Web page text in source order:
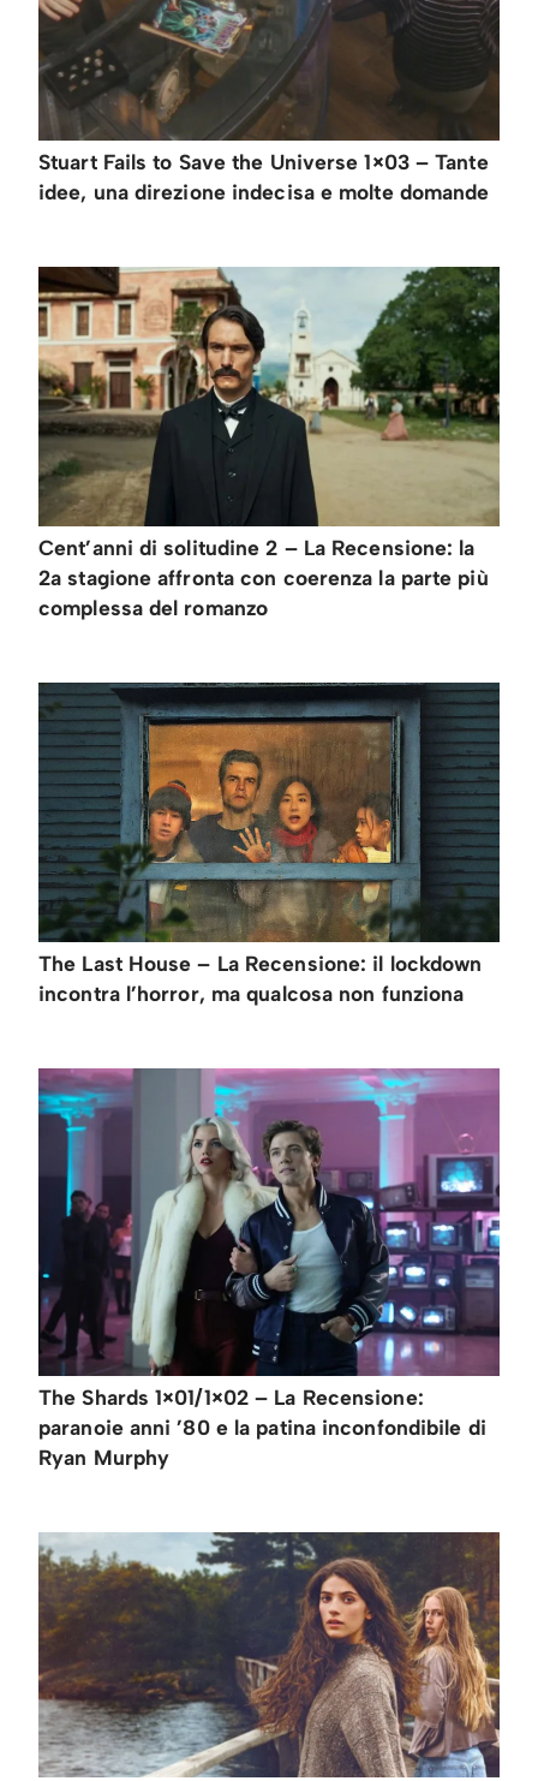
Stuart Fails to Save the Universe 1×03 – Tante
idee, una direzione indecisa e molte domande
Cent’anni di solitudine 2 – La Recensione: la
2a stagione affronta con coerenza la parte più
complessa del romanzo
The Last House – La Recensione: il lockdown
incontra l’horror, ma qualcosa non funziona
The Shards 1×01/1×02 – La Recensione:
paranoie anni ’80 e la patina inconfondibile di
Ryan Murphy